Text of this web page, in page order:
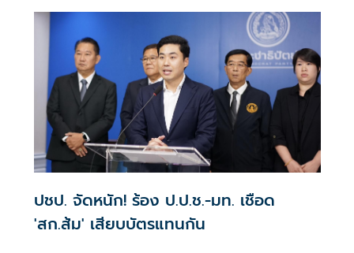
ไหร่ที่ฝ่ายค้านมีมติว่ายื่นอภิปรายไม่ไว้วางใจ พรรคร่วมฝ่าย
ค้านก็จะนำเรื่องกลับหารือแต่ละพรรค ยืนยันว่ามีความพร้อม
อยู่แล้ว ซึ่งต้องดูไทม์ไลน์ว่าพรรคประชาชนกำหนดช่วงไหน
เพราะเมื่อเปิดสภามา
ปชป. จัดหนัก! ร้อง ป.ป.ช.-มท. เชือด
'สก.ส้ม' เสียบบัตรแทนกัน